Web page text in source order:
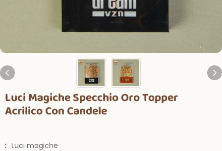
Luci Magiche Specchio Oro Topper
Acrilico Con Candele
: Luci magiche